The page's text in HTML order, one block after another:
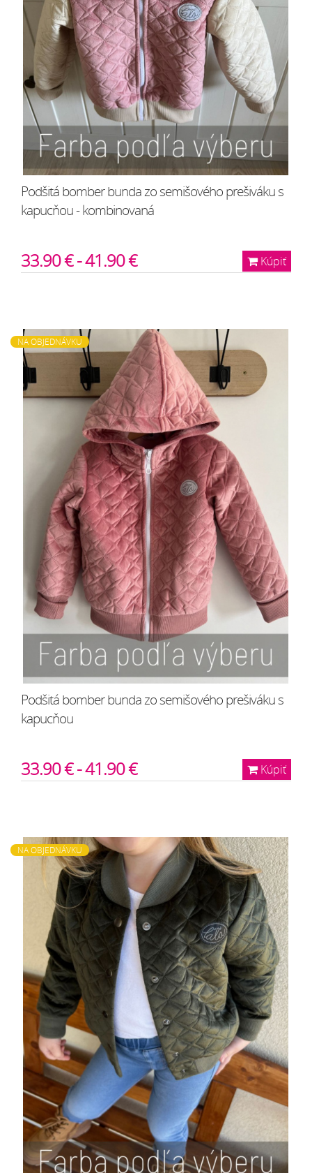
Podšitá bomber bunda zo semišového prešiváku s
kapucňou - kombinovaná
Kúpiť
33.90 € - 41.90 €
NA OBJEDNÁVKU
Podšitá bomber bunda zo semišového prešiváku s
kapucňou
Kúpiť
33.90 € - 41.90 €
NA OBJEDNÁVKU